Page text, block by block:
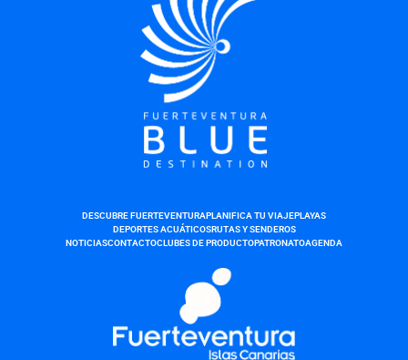
DESCUBRE FUERTEVENTURAPLANIFICA TU VIAJEPLAYAS
DEPORTES ACUÁTICOSRUTAS Y SENDEROS
NOTICIASCONTACTOCLUBES DE PRODUCTOPATRONATOAGENDA